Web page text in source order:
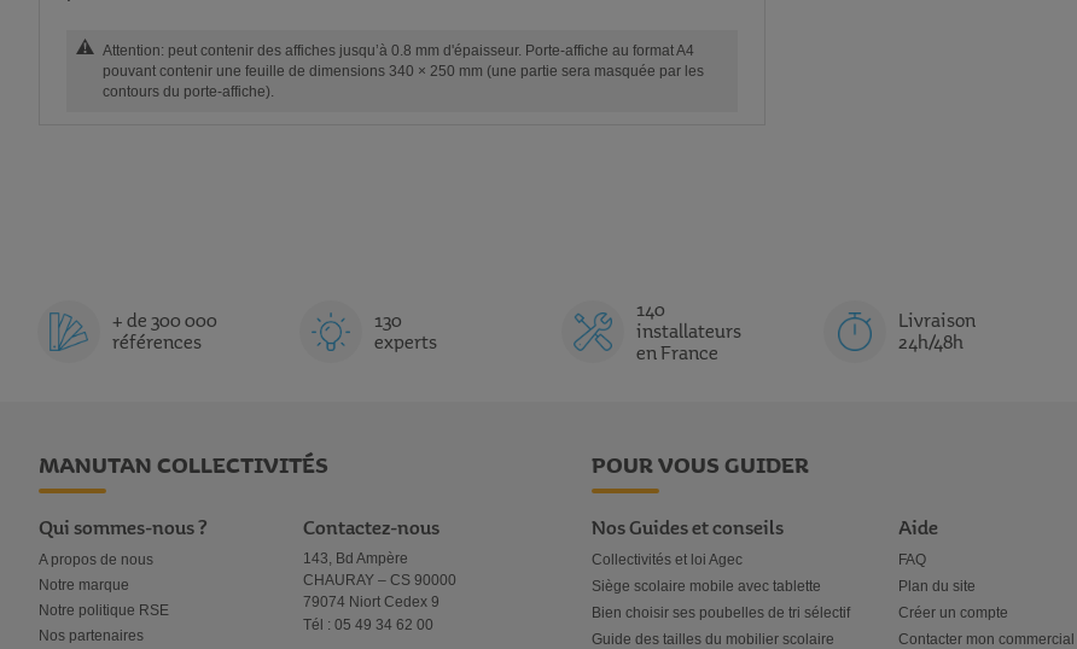
Attention: peut contenir des affiches jusqu’à 0.8 mm d'épaisseur. Porte-affiche au format A4
pouvant contenir une feuille de dimensions 340 × 250 mm (une partie sera masquée par les
contours du porte-affiche).
+ de 300 000
références
130
experts
140
installateurs
en France
Livraison
24h/48h
MANUTAN COLLECTIVITÉS
Qui sommes-nous ?
A propos de nous
Notre marque
Notre politique RSE
Nos partenaires
Contactez-nous
143, Bd Ampère
CHAURAY – CS 90000
79074 Niort Cedex 9
Tél : 05 49 34 62 00
POUR VOUS GUIDER
Nos Guides et conseils
Collectivités et loi Agec
Siège scolaire mobile avec tablette
Bien choisir ses poubelles de tri sélectif
Guide des tailles du mobilier scolaire
Aide
FAQ
Plan du site
Créer un compte
Contacter mon commercial